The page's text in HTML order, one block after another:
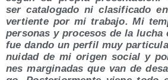
ser cata­lo­ga­do ni cla­si­fi­ca­do
ver­tien­te por mi tra­ba­jo. Mi
per­so­nas y pro­ce­sos de la lucha
fue dan­do un per­fil muy
nui­dad de mi ori­gen social y
nes mar­gi­na­das que van de